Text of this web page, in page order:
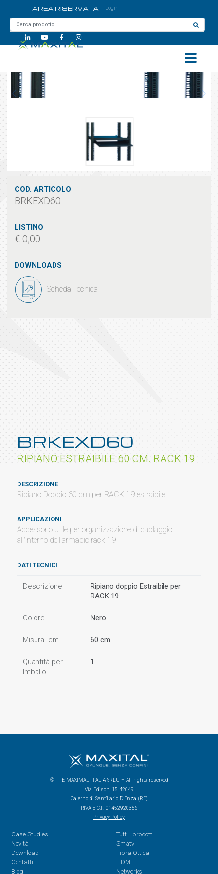
AREA RISERVATA Login
Home BRKEXD60
COD. ARTICOLO
BRKEXD60
LISTINO
€ 0,00
DOWNLOADS
Scheda Tecnica
BRKEXD60
RIPIANO ESTRAIBILE 60 CM. RACK 19
DESCRIZIONE
Ripiano Doppio 60 cm per RACK 19 estraibile
APPLICAZIONI
Accessorio utile per organizzazione di cablaggio
all'interno dell'armadio rack 19
DATI TECNICI
Descrizione
Ripiano doppio Estraibile per
RACK 19
Colore Nero
Misura- cm 60 cm
Quantità per
Imballo
1
© FTE MAXIMAL ITALIA SRLU – All rights reserved
Via Edison, 15 42049
Calerno di Sant’Ilario D’Enza (RE)
P.IVA E C.F. 01452920356
Privacy Policy
Case Studies
Novità
Download
Contatti
Blog
Tutti i prodotti
Smatv
Fibra Ottica
HDMI
Networks